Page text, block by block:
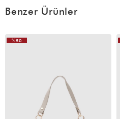
Benzer Ürünler
%50